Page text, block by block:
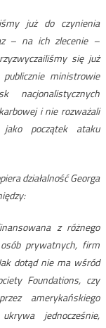
już do czynienia
– na ich zlecenie –
się już
ministrowie
nacjonalistycznych
i nie rozważali
początek ataku
działalność Georga
z różnego
prywatnych, firm
dotąd nie ma wśród
Foundations, czy
amerykańskiego
jednocześnie,